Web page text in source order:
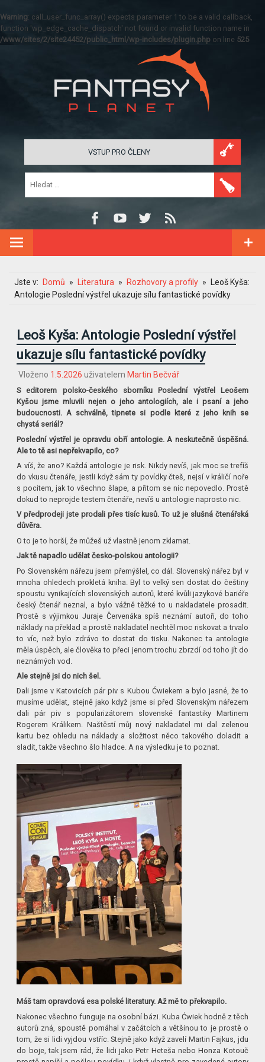
Warning: call_user_func_array() expects parameter 1 to be a valid callback,
function 'wp_edge_cache_dispatch' not found or invalid function name in
/www/sites/2/site24452/public_html/wp-includes/plugin.php on line 525
VSTUP PRO ČLENY
Jste v: Domů Literatura Rozhovory a profily
Leoš Kyša:
Antologie Poslední výstřel ukazuje sílu fantastické povídky
Leoš Kyša: Antologie Poslední výstřel
ukazuje sílu fantastické povídky
Vloženo 1.5.2026 uživatelem Martin Bečvář
S editorem polsko-českého sborníku Poslední výstřel Leošem
Kyšou jsme mluvili nejen o jeho antologiích, ale i psaní a jeho
budoucnosti. A schválně, tipnete si podle které z jeho knih se
chystá seriál?
Poslední výstřel je opravdu obří antologie. A neskutečně úspěšná.
Ale to tě asi nepřekvapilo, co?
A víš, že ano? Každá antologie je risk. Nikdy nevíš, jak moc se trefíš
do vkusu čtenáře, jestli když sám ty povídky čteš, nejsí v králičí noře
s pocitem, jak to všechno šlape, a přitom se nic nepovedlo. Prostě
dokud to neprojde testem čtenáře, nevíš u antologie naprosto nic.
V předprodeji jste prodali přes tisíc kusů. To už je slušná čtenářská
důvěra.
O to je to horší, že můžeš už vlastně jenom zklamat.
Jak tě napadlo udělat česko-polskou antologii?
Po Slovenském nářezu jsem přemýšlel, co dál. Slovenský nářez byl v
mnoha ohledech prokletá kniha. Byl to velký sen dostat do češtiny
spoustu vynikajících slovenských autorů, které kvůli jazykové bariéře
český čtenář neznal, a bylo vážně těžké to u nakladatele prosadit.
Prostě s výjimkou Juraje Červenáka spíš neznámí autoři, do toho
náklady na překlad a prostě nakladatel nechtěl moc riskovat a trvalo
to víc, než bylo zdrávo to dostat do tisku. Nakonec ta antologie
měla úspěch, ale člověka to přeci jenom trochu zbrzdí od toho jít do
neznámých vod.
Ale stejně jsi do nich šel.
Dali jsme v Katovicích pár piv s Kubou Ćwiekem a bylo jasné, že to
musíme udělat, stejně jako když jsme si před Slovenským nářezem
dali pár piv s popularizátorem slovenské fantastiky Martinem
Rogerem Králikem. Naštěstí můj nový nakladatel mi dal zelenou
kartu bez ohledu na náklady a složitost něco takového doladit a
sladit, takže všechno šlo hladce. A na výsledku je to poznat.
Máš tam opravdová esa polské literatury. Až mě to překvapilo.
Nakonec všechno funguje na osobní bázi. Kuba Ćwiek hodně z těch
autorů zná, spoustě pomáhal v začátcích a většinou to je prostě o
tom, že si lidi vyjdou vstříc. Stejně jako když zavelí Martin Fajkus, jdu
do boje, tak jsem rád, že lidi jako Petr Heteša nebo Honza Kotouč